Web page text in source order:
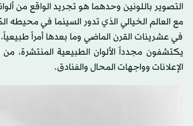
التصوير باللونين وحدهما هو تجريد الواقع من
مع العالم الخيالي الذي تدور السينما في محيطه
في عشرينات القرن الماضي وما بعدها أمراً
يكتشفون مجدداً الألوان الطبيعية المنتشرة، من
الإعلانات وواجهات المحال والفنادق.